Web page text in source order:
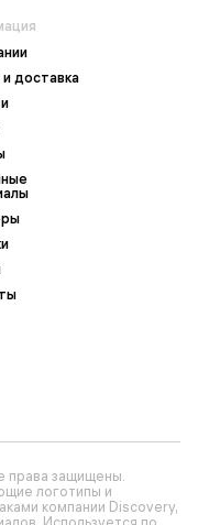
доставка
права защищены.
логотипы и
компании Discovery,